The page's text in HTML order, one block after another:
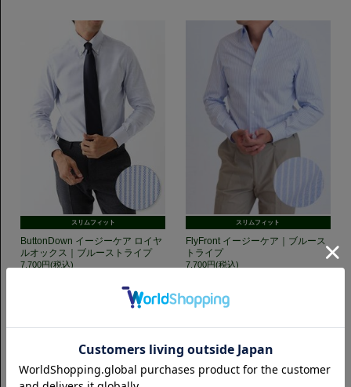
スリムフィット
ButtonDown イージーケア ロイヤ
ルオックス｜ブルーストライプ
7,700円(税込)
スリムフィット
FlyFront イージーケア｜ブルース
トライプ
7,700円(税込)
GET TO KNOW US